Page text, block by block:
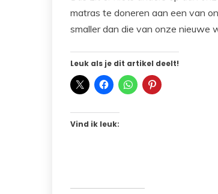
matras te doneren aan een van
smaller dan die van onze nieuwe
Leuk als je dit artikel deelt!
Vind ik leuk: